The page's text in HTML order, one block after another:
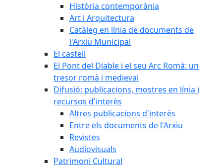
Història contemporània
Art i Arquitectura
Catàleg en línia de documents de
l'Arxiu Municipal
El castell
El Pont del Diable i el seu Arc Romà: un
tresor romà i medieval
Difusió: publicacions, mostres en línia i
recursos d'interès
Altres publicacions d'interès
Entre els documents de l'Arxiu
Revistes
Audiovisuals
Patrimoni Cultural